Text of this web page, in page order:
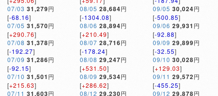
07/03 31,279円
[-68.16]
07/05 31,570円
[+290.76]
07/08 31,378円
[-192.27]
07/09 31,286円
[-92.15]
07/10 31,501 円
[+215.63]
07/11 31,603円
08/05 28,684円
[-1304.08]
08/06 28,894円
[+210.49]
08/07 28,716円
[-178.24]
08/08 29,247円
[+531.50]
08/09 29,534円
[+286.62]
08/12 29,230円
09/05 30,024円
[-500.85]
09/06 29,931 円
[-92.88]
09/09 29,899円
[-32.55]
09/10 30,028円
[+129.03]
09/11 29,572円
[-455.25]
09/12 29,878円